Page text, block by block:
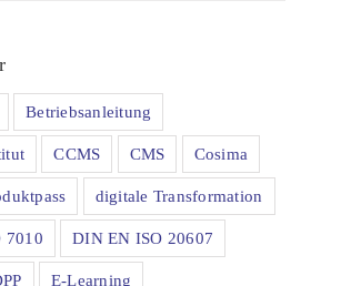
Betriebsanleitung
CCMS CMS Cosima
digitale Transformation
7010 DIN EN ISO 20607
E-Learning